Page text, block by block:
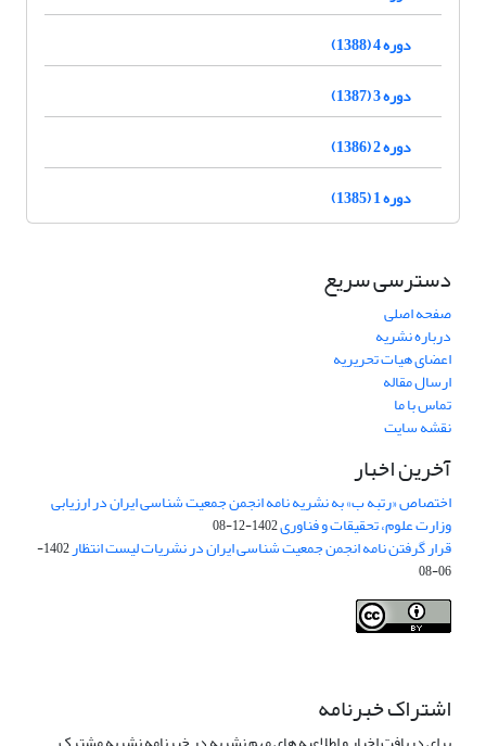
دوره 4 (1388)
دوره 3 (1387)
دوره 2 (1386)
دوره 1 (1385)
دسترسی سریع
صفحه اصلی
درباره نشریه
اعضای هیات تحریریه
ارسال مقاله
تماس با ما
نقشه سایت
آخرین اخبار
اختصاص «رتبه ب» به نشریه نامه انجمن جمعیت شناسی ایران در ارزیابی
وزارت علوم، تحقیقات و فناوری1402-12-08
قرار گرفتن نامه انجمن جمعیت شناسی ایران در نشریات لیست انتظار
1402-
06-08
اشتراک خبرنامه